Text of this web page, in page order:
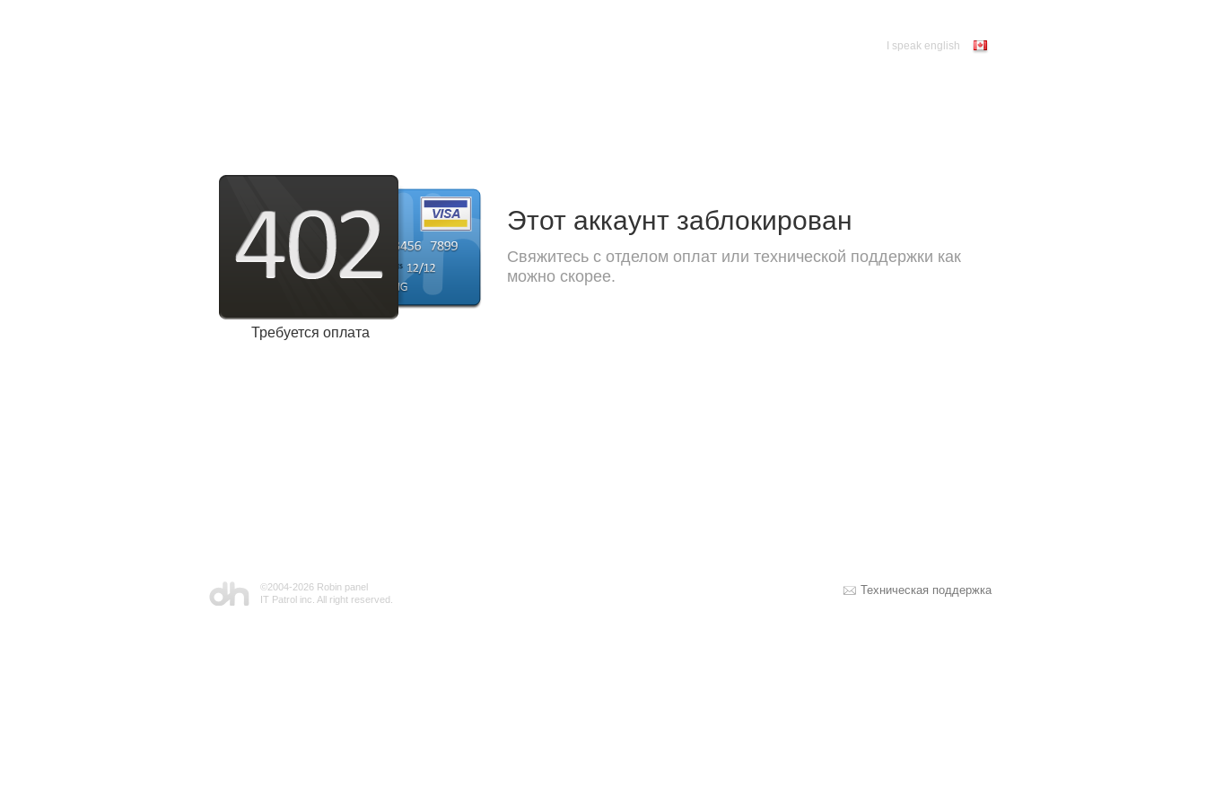
I speak english
Требуется оплата
Этот аккаунт заблокирован
Свяжитесь с отделом оплат или технической поддержки как
можно скорее.
Техническая поддержка
©2004-2026 Robin panel
IT Patrol inc. All right reserved.